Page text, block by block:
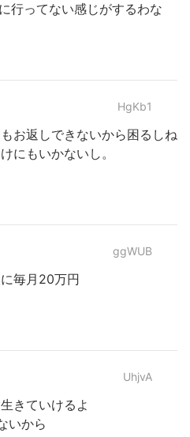
行ってない感じがするわな
HgKb1
お返しできないから困るしね
にもいかないし。
ggWUB
毎月20万円
UhjvA
きていけるよ
いから